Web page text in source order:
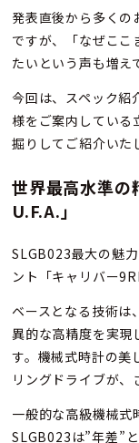
発表直後から多く
ですが、「なぜここ
たいという声も増え
今回は、スペック紹
様をご案内している
掘りしてご紹介いた
世界最高水準
U.F.A.」
SLGB023最大の魅
ント「キャリバー
ベースとなる技術は
異的な高精度を実
す。機械式時計の美
リングドライブが、
一般的な高級機械式
SLGB023は”年差”